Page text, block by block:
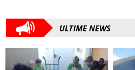
ULTIME NEWS